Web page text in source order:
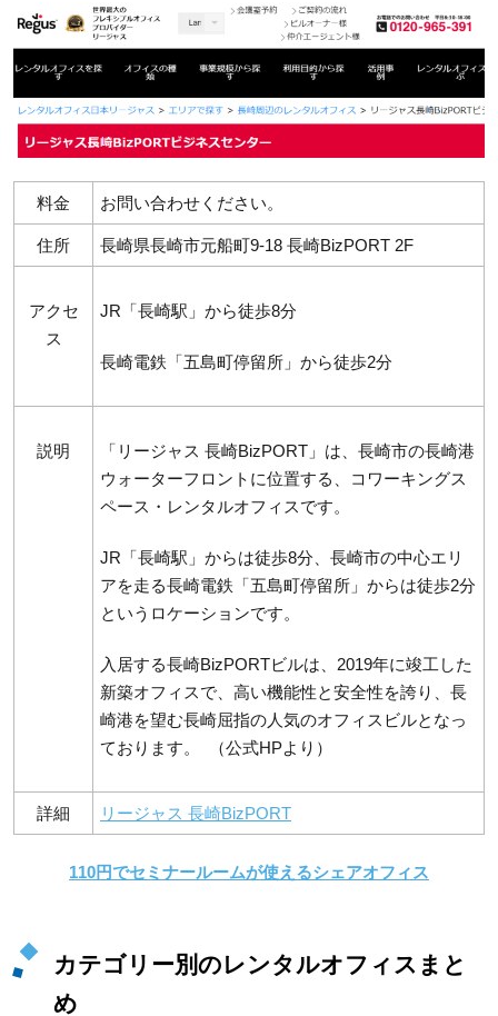
料金 お問い合わせください。
住所 長崎県長崎市元船町9-18 長崎BizPORT 2F
アクセ
ス
JR「長崎駅」から徒歩8分
長崎電鉄「五島町停留所」から徒歩2分
説明
「リージャス 長崎BizPORT」は、長崎市の長崎港
ウォーターフロントに位置する、コワーキングス
ペース・レンタルオフィスです。
JR「長崎駅」からは徒歩8分、長崎市の中心エリ
アを走る長崎電鉄「五島町停留所」からは徒歩2分
というロケーションです。
入居する長崎BizPORTビルは、2019年に竣工した
新築オフィスで、高い機能性と安全性を誇り、長
崎港を望む長崎屈指の人気のオフィスビルとなっ
ております。 （公式HPより）
詳細 リージャス 長崎BizPORT
110円でセミナールームが使えるシェアオフィス
カテゴリー別のレンタルオフィスまと
め